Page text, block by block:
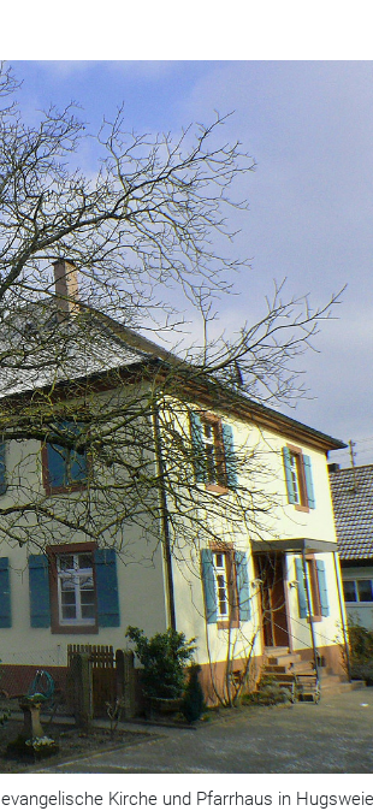
evangelische Kirche und Pfarrhaus in